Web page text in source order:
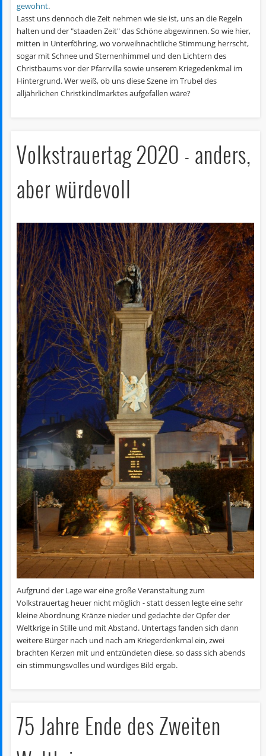
gewohnt.
Lasst uns dennoch die Zeit nehmen wie sie ist, uns an die Regeln
halten und der "staaden Zeit" das Schöne abgewinnen. So wie hier,
mitten in Unterföhring, wo vorweihnachtliche Stimmung herrscht,
sogar mit Schnee und Sternenhimmel und den Lichtern des
Christbaums vor der Pfarrvilla sowie unserem Kriegedenkmal im
Hintergrund. Wer weiß, ob uns diese Szene im Trubel des
alljährlichen Christkindlmarktes aufgefallen wäre?
Volkstrauertag 2020 - anders,
aber würdevoll
Aufgrund der Lage war eine große Veranstaltung zum
Volkstrauertag heuer nicht möglich - statt dessen legte eine sehr
kleine Abordnung Kränze nieder und gedachte der Opfer der
Weltkrige in Stille und mit Abstand. Untertags fanden sich dann
weitere Bürger nach und nach am Kriegerdenkmal ein, zwei
brachten Kerzen mit und entzündeten diese, so dass sich abends
ein stimmungsvolles und würdiges Bild ergab.
75 Jahre Ende des Zweiten